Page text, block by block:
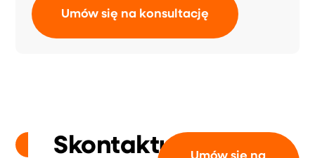
Umów się na konsultację
Skontaktuj